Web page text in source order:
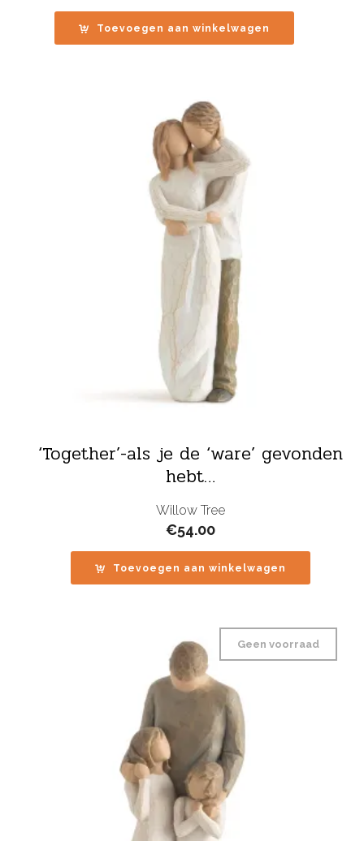
Toevoegen aan winkelwagen
‘Together’-als je de ‘ware’ gevonden
hebt…
Willow Tree
€54.00
Toevoegen aan winkelwagen
Geen voorraad